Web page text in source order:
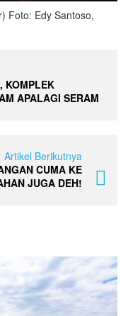
Foto: Edy Santoso,
KOMPLEK
APALAGI SERAM
Artikel Berikutnya
CUMA KE
JUGA DEH!